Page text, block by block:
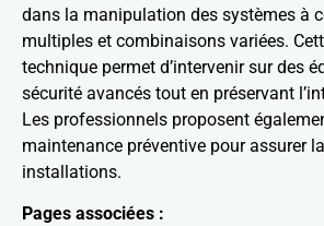
dans la manipulation des systèmes à
multiples et combinaisons variées.
technique permet d’intervenir sur des
sécurité avancés tout en préservant
Les professionnels proposent
maintenance préventive pour assurer
installations.
Pages associées :